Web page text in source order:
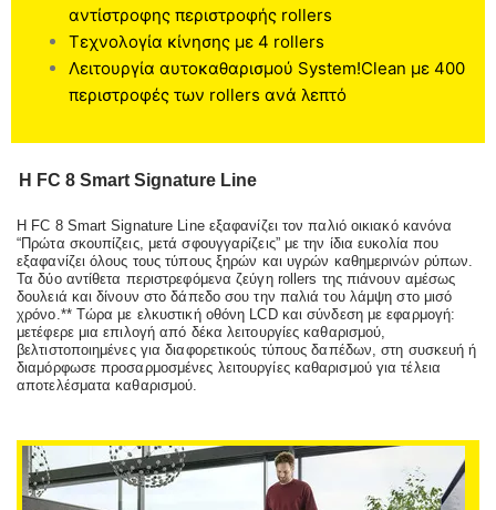
αντίστροφης περιστροφής rollers
Τεχνολογία κίνησης με 4 rollers
Λειτουργία αυτοκαθαρισμού System!Clean με 400
περιστροφές των rollers ανά λεπτό
Η FC 8 Smart Signature Line
Η FC 8 Smart Signature Line εξαφανίζει τον παλιό οικιακό κανόνα
“Πρώτα σκουπίζεις, μετά σφουγγαρίζεις” με την ίδια ευκολία που
εξαφανίζει όλους τους τύπους ξηρών και υγρών καθημερινών ρύπων.
Τα δύο αντίθετα περιστρεφόμενα ζεύγη rollers της πιάνουν αμέσως
δουλειά και δίνουν στο δάπεδο σου την παλιά του λάμψη στο μισό
χρόνο.** Τώρα με ελκυστική οθόνη LCD και σύνδεση με εφαρμογή:
μετέφερε μια επιλογή από δέκα λειτουργίες καθαρισμού,
βελτιστοποιημένες για διαφορετικούς τύπους δαπέδων, στη συσκευή ή
διαμόρφωσε προσαρμοσμένες λειτουργίες καθαρισμού για τέλεια
αποτελέσματα καθαρισμού.